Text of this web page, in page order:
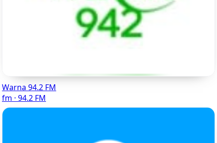
Warna 94.2 FM
fm · 94.2 FM